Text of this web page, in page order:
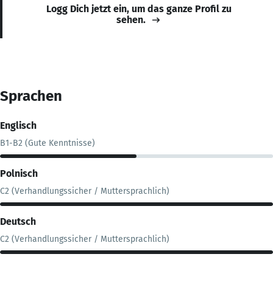
Logg Dich jetzt ein, um das ganze Profil zu
sehen.
Sprachen
Englisch
B1-B2 (Gute Kenntnisse)
Polnisch
C2 (Verhandlungssicher / Muttersprachlich)
Deutsch
C2 (Verhandlungssicher / Muttersprachlich)